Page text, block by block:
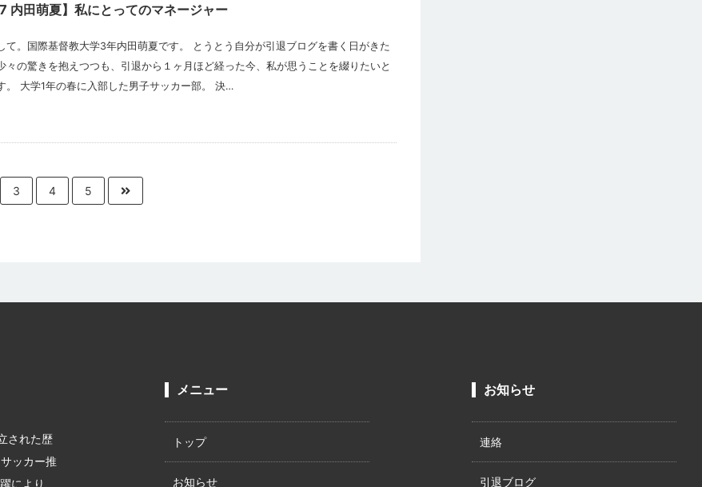
内田萌夏】私にとってのマネージャー
て。国際基督教大学3年内田萌夏です。 とうとう自分が引退ブログを書く日がきた
々の驚きを抱えつつも、引退から１ヶ月ほど経った今、私が思うことを綴りたいと
。 大学1年の春に入部した男子サッカー部。 決…
3 4 5
された歴
ッカー推
により、
メニュー
トップ
お知らせ
お知らせ
連絡
引退ブログ